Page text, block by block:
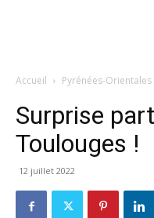
Accueil Pyrénées-Orientales
Surprise
Toulouges !
12 juillet 2022